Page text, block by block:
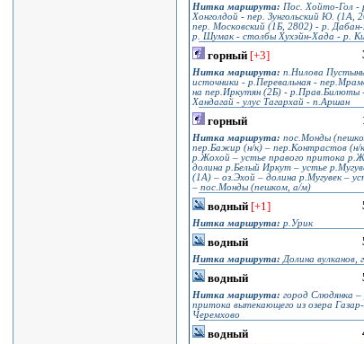
Нитка маршрута: Пос. Хойто-Гол -
Хонголдой - пер. Зунгольский Ю. (1А,
пер. Московский (1Б, 2802) - р.
р. Шумак - столбы Хухэйн-Хада - р.
горный [+3]
Нитка маршрута: п.Нилова
источники - р.Перевальная -
на пер.Иркутян (2Б) - р.Прав.Билюты
Хандагай - улус Тагархай - п.Аршан
горный
Нитка маршрута: пос.Монды
пер.Бажир (н/к) – пер.Контрастов (н/
р.Жохой – устье правого притока
долина р.Белый Иркут – устье
(1А) – оз.Эхой – долина р.Мугувек –
– пос.Монды (пешком, а/м)
водный [+1]
Нитка маршрута: р.Урик
водный
Нитка маршрута: Долина
водный
Нитка маршрута: город Слюдянка
притока вытекающего из озера
Черемхово
водный